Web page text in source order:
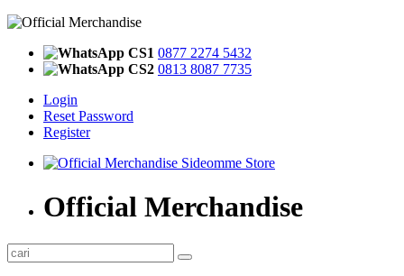
CS1 0877 2274 5432
CS2 0813 8087 7735
Login
Reset Password
Register
Official Merchandise